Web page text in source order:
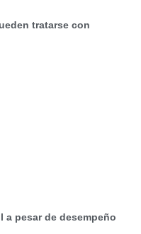
tratarse con
pesar de desempeño